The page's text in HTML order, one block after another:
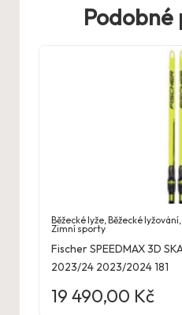
Běžecké lyže ,Běžecké lyžování
Zimní sporty
Fischer SPEEDMAX 3D
2023/24 2023/2024 181
19 490,00 Kč